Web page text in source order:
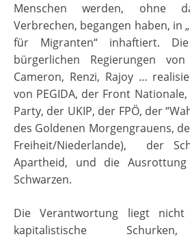
Menschen werden, ohne
Verbrechen, begangen haben, in
für Migranten“ inhaftiert. Die
bürgerlichen Regierungen
Cameron, Renzi, Rajoy …
von PEGIDA, der Front
Party, der UKIP, der FPÖ, der
des Goldenen Morgengrauens,
Freiheit/Niederlande), der
Apartheid, und die
Schwarzen.
Die Verantwortung liegt
kapitalistische